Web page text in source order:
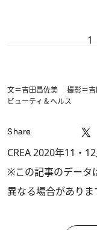
1
文＝吉田昌佐美 撮影＝吉
ビューティ＆ヘルス
Share
CREA 2020年11・
※この記事のデータ
異なる場合がありま